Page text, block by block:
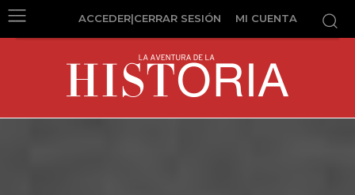
ACCEDER|CERRAR SESIÓN MI CUENTA